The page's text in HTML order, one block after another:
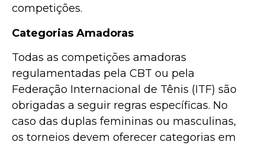
competições.
Categorias Amadoras
Todas as competições amadoras
regulamentadas pela CBT ou pela
Federação Internacional de Tênis (ITF) são
obrigadas a seguir regras específicas. No
caso das duplas femininas ou masculinas,
os torneios devem oferecer categorias em